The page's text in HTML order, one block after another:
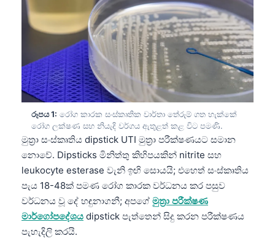
රූපය 1: රෝග කාරක සංස්කෘතික වාර්තා තේරුම් ගත හැක්කේ
රෝග ලක්ෂණ සහ නියැදි වර්ගය ඇතුළත් කළ විට පමණි.
මුත්‍රා සංස්කෘතිය dipstick UTI මුත්‍රා පරීක්ෂණයට සමාන
නොවේ. Dipsticks මිනිත්තු කිහිපයකින් nitrite සහ
leukocyte esterase වැනි ඉඟි සොයයි; එහෙත් සංස්කෘතිය
පැය 18-48ක් පමණ රෝග කාරක වර්ධනය කර පසුව
වර්ධනය වූ දේ හඳුනාගනී; අපගේ මුත්‍රා පරීක්ෂණ
මාර්ගෝපදේශය dipstick පැත්තෙන් සිදු කරන පරීක්ෂණය
පැහැදිලි කරයි.